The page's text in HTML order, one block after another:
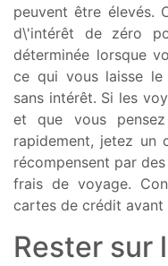
peuvent être élevés.
d\'intérêt de zéro
déterminée lorsque
ce qui vous laisse
sans intérêt. Si les
et que vous
rapidement, jetez
récompensent par
frais de voyage.
cartes de crédit avant
Rester sur